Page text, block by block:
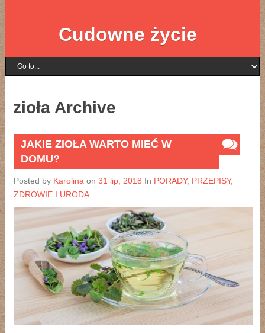
Cudowne życie
zioła Archive
JAKIE ZIOŁA WARTO MIEĆ W
DOMU?
Posted by Karolina on 31 lip, 2018 In PORADY, PRZEPISY,
ZDROWIE I URODA